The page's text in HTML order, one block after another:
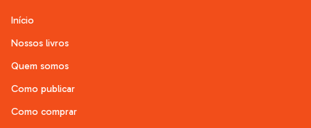
Início
Nossos livros
Quem somos
Como publicar
Como comprar